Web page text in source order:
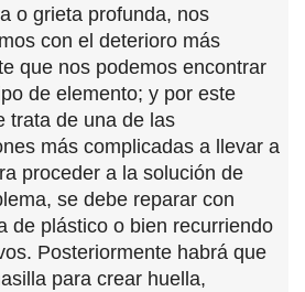
o grieta profunda, nos
con el deterioro más
que nos podemos encontrar
de elemento; y por este
trata de una de las
más complicadas a llevar a
proceder a la solución de
se debe reparar con
de plástico o bien recurriendo
Posteriormente habrá que
para crear huella,